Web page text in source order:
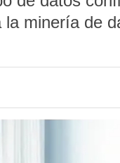
la minería de